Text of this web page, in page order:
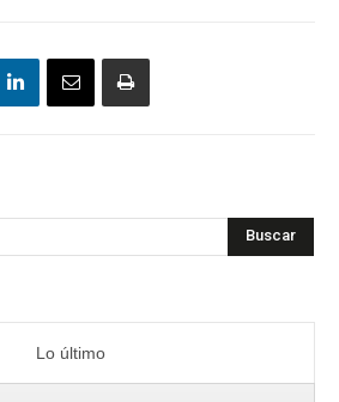
Buscar
Lo último